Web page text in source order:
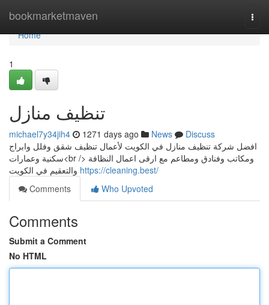
bookmarketmaven
Home
Home
1
تنظيف منازل
michael7y34jih4 1271 days ago News
Discuss
افضل شركة تنظيف منازل في الكويت لأعمال تنظيف شقق وفلل وابراج
سكنية وعمارات<br /> ومكاتب وفنادق ومطاعم مع ارقى اعمال النظافة
https://cleaning.best/
Comments
Who Upvoted
Comments
Submit a Comment
No HTML